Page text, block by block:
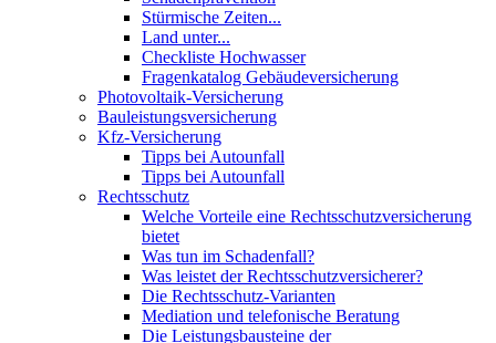
Stürmische Zeiten...
Land unter...
Checkliste Hochwasser
Fragenkatalog Gebäudeversicherung
Photovoltaik-Versicherung
Bauleistungsversicherung
Kfz-Versicherung
Tipps bei Autounfall
Tipps bei Autounfall
Rechtsschutz
Welche Vorteile eine Rechtsschutzversicherung
bietet
Was tun im Schadenfall?
Was leistet der Rechtsschutzversicherer?
Die Rechtsschutz-Varianten
Mediation und telefonische Beratung
Die Leistungsbausteine der